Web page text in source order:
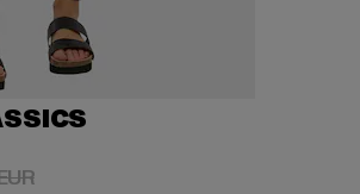
EUR
Aktionspreis: 27,99 EUR